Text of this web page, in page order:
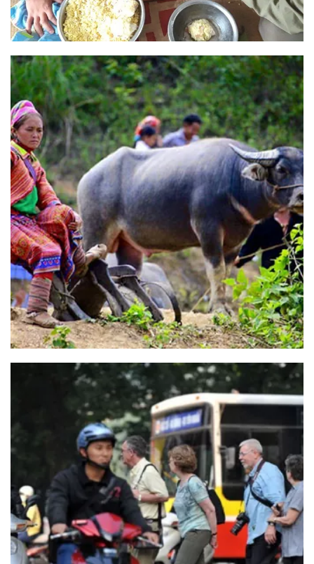
Visite de Sai Gon en une
journée
Résumé du circuit : Visite de Saigon en une journée
DESTINATION : Palais de Réunification, Musée des
vestiges des guerres, Cathédrale [...]
READ MORE